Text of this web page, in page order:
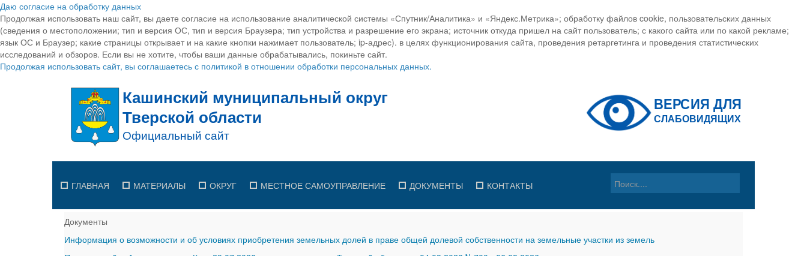
Даю согласие на обработку данных
Продолжая использовать наш сайт, вы даете согласие на использование аналитической системы «Спутник/Аналитика» и «Яндекс.Метрика»; обработку файлов cookie, пользовательских данных
(сведения о местоположении; тип и версия ОС, тип и версия Браузера; тип устройства и разрешение его экрана; источник откуда пришел на сайт пользователь; с какого сайта или по какой рекламе;
язык ОС и Браузер; какие страницы открывает и на какие кнопки нажимает пользователь; ip-адрес). в целях функционирования сайта, проведения ретаргетинга и проведения статистических
исследований и обзоров. Если вы не хотите, чтобы ваши данные обрабатывались, покиньте сайт.
Продолжая использовать сайт, вы соглашаетесь с политикой в отношении обработки персональных данных.
ГЛАВНАЯ МАТЕРИАЛЫ ОКРУГ МЕСТНОЕ САМОУПРАВЛЕНИЕ ДОКУМЕНТЫ КОНТАКТЫ
Документы
Информация о возможности и об условиях приобретения земельных долей в праве общей долевой собственности на земельные участки из земель